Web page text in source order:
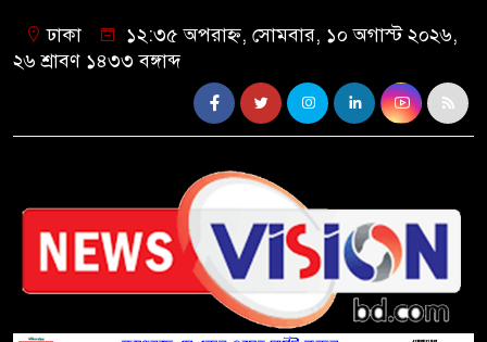
ঢাকা
১২:৩৫ অপরাহ্ন, সোমবার, ১০ অগাস্ট ২০২৬,
২৬ শ্রাবণ ১৪৩৩ বঙ্গাব্দ